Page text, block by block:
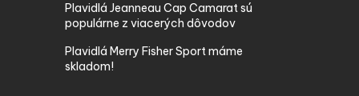
Plavidlá Jeanneau Cap Camarat sú
populárne z viacerých dôvodov
Plavidlá Merry Fisher Sport máme
skladom!